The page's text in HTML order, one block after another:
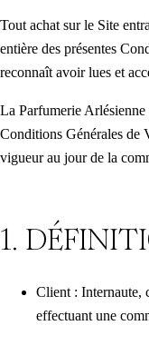
Tout achat sur le Site
entière des présentes
reconnaît avoir lues et
La Parfumerie
Conditions Générales de
vigueur au jour de la
1.
Client : Internaute,
effectuant une